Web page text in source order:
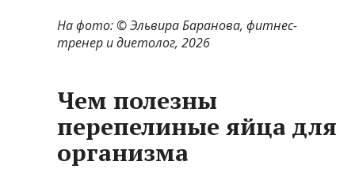
На фото: ©Эльвира Баранова, фитнес-
тренер и диетолог, 2026
Чем полезны
перепелиные яйца для
организма